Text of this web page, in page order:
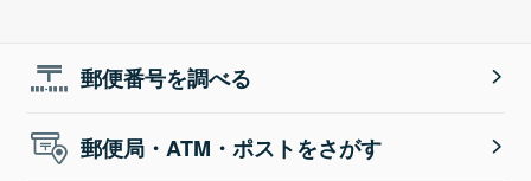
郵便番号を調べる
郵便局・ATM・ポストをさがす